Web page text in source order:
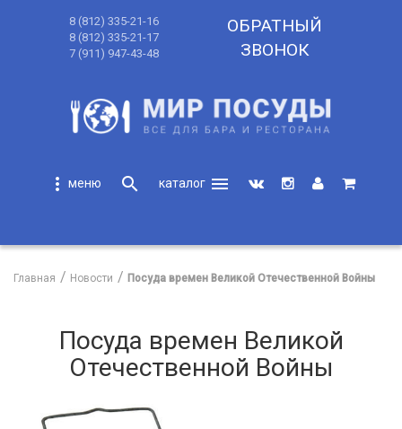
8 (812) 335-21-16
8 (812) 335-21-17
7 (911) 947-43-48
ОБРАТНЫЙ
ЗВОНОК
more_vert search
menu
Главная Новости Посуда времен Великой Отечественной Войны
Посуда времен Великой
Отечественной Войны